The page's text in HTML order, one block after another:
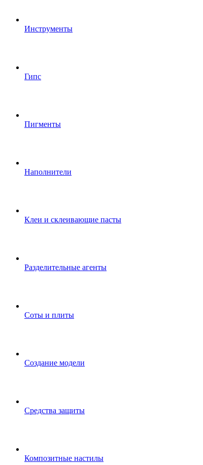
Инструменты
Гипс
Пигменты
Наполнители
Клеи и склеивающие пасты
Разделительные агенты
Соты и плиты
Создание модели
Средства защиты
Композитные настилы